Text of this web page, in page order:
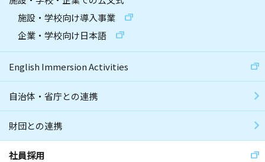
施設・学校向け導入事業
企業・学校向け日本語
English Immersion Activities
自治体・省庁との連携
財団との連携
社員採用